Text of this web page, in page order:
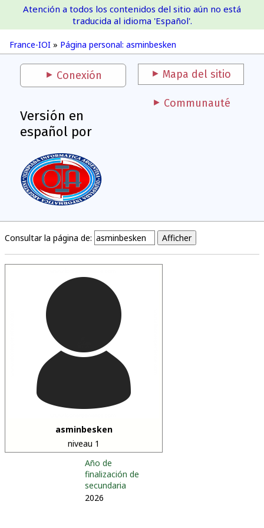
France-IOI
France-IOI » Página personal: asminbesken
Atención a todos los contenidos del sitio aún no está
traducida al idioma 'Español'.
Conexión Mapa del sitio
Versión en
español por
Communauté
Consultar la página de:
asminbesken
niveau 1
Año de
finalización de
secundaria
2026